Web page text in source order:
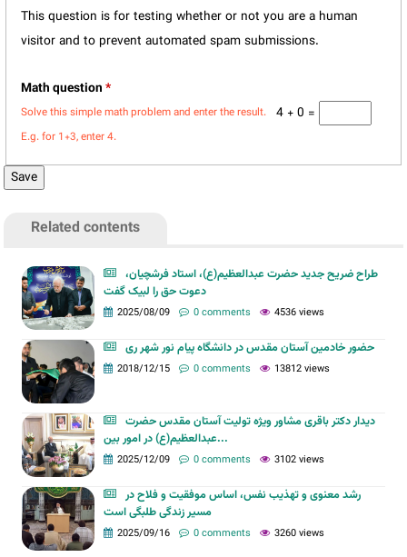
This question is for testing whether or not you are a human
visitor and to prevent automated spam submissions.
Math question*
4 + 0 =
Solve this simple math problem and enter the result.
E.g. for 1+3, enter 4.
Related contents
طراح ضریح جدید حضرت عبدالعظیم(ع)، استاد فرشچیان،
دعوت حق را لبیک گفت
2025/08/09 0 comments 4536 views
حضور خادمین آستان مقدس در دانشگاه پیام نور شهر ری
2018/12/15 0 comments 13812 views
دیدار دکتر باقری مشاور ویژه تولیت آستان مقدس حضرت
عبدالعظیم(ع) در امور بین...
2025/12/09 0 comments 3102 views
رشد معنوی و تهذیب نفس، اساس موفقیت و فلاح در
مسیر زندگی طلبگی است
2025/09/16 0 comments 3260 views